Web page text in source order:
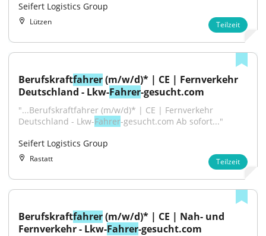
Seifert Logistics Group
Lützen Teilzeit
Berufskraftfahrer (m/w/d)* | CE | Fernverkehr
Deutschland - Lkw-Fahrer-gesucht.com
"...Berufskraftfahrer (m/w/d)* | CE | Fernverkehr
Deutschland - Lkw-Fahrer-gesucht.com Ab sofort..."
Seifert Logistics Group
Rastatt Teilzeit
Berufskraftfahrer (m/w/d)* | CE | Nah- und
Fernverkehr - Lkw-Fahrer-gesucht.com